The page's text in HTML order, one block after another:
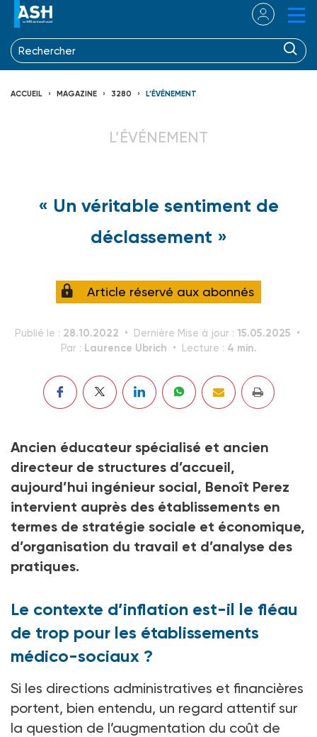
ACCUEIL MAGAZINE 3280 L’ÉVÉNEMENT
L’ÉVÉNEMENT
« Un véritable sentiment de
déclassement »
Article réservé aux abonnés
Publié le : 28.10.2022 Dernière Mise à jour : 15.05.2025
Par : Laurence Ubrich Lecture : 4 min.
Ancien éducateur spécialisé et ancien
directeur de structures d’accueil,
aujourd’hui ingénieur social, Benoît Perez
intervient auprès des établissements en
termes de stratégie sociale et économique,
d’organisation du travail et d’analyse des
pratiques.
Le contexte d’inflation est-il le fléau
de trop pour les établissements
médico-sociaux ?
Si les directions administratives et financières
portent, bien entendu, un regard attentif sur
la question de l’augmentation du coût de